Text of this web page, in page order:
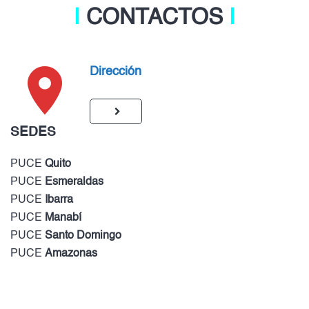
CONTACTOS
Dirección
SEDES
PUCE Quito
PUCE Esmeraldas
PUCE
Ibarra
PUCE Manabí
PUCE Santo Domingo
PUCE Amazonas